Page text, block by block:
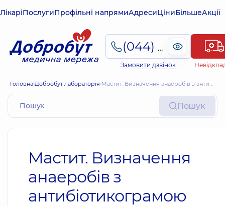
ЛікаріПослугиПрофільні напрямиАдресиЦіниБільшеАкції
(044) 495-2-888
Замовити дзвінок
Головна Добробут лабораторія Мастит. Визначення анаеробів з антибіотикограмою
Пошук
Мастит. Визначення
анаеробів з
антибіотикограмою